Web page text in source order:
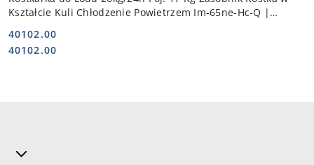
Kształcie Kuli Chłodzenie Powietrzem Im-65ne-Hc-Q |
Cena:
40102.00
Cena:
40102.00